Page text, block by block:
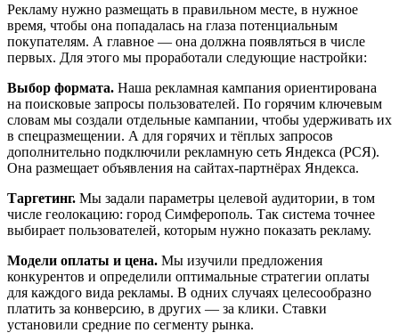
Рекламу нужно размещать в правильном месте, в нужное
время, чтобы она попадалась на глаза потенциальным
покупателям. А главное — она должна появляться в числе
первых. Для этого мы проработали следующие настройки:
Выбор формата. Наша рекламная кампания ориентирована
на поисковые запросы пользователей. По горячим ключевым
словам мы создали отдельные кампании, чтобы удерживать их
в спецразмещении. А для горячих и тёплых запросов
дополнительно подключили рекламную сеть Яндекса (РСЯ).
Она размещает объявления на сайтах-партнёрах Яндекса.
Таргетинг. Мы задали параметры целевой аудитории, в том
числе геолокацию: город Симферополь. Так система точнее
выбирает пользователей, которым нужно показать рекламу.
Модели оплаты и цена. Мы изучили предложения
конкурентов и определили оптимальные стратегии оплаты
для каждого вида рекламы. В одних случаях целесообразно
платить за конверсию, в других — за клики. Ставки
установили средние по сегменту рынка.